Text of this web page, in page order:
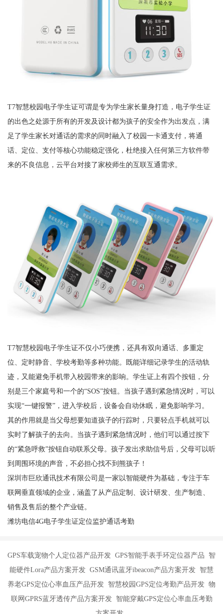
T7智慧校园电子学生证可谓是专为学生家长量身打造，电子学生证
的出色之处源于所有的开发及设计都为孩子的安全作为出发点，满
足了学生家长对通话的需求的同时融入了校园一卡通支付，将通
话、定位、支付等核心功能稳定强化，杜绝接入任何第三方软件带
来的不良信息，云平台对接了家校师生的互联互通需求。
T7智慧校园电子学生证不仅小巧便携，还具有双向通话、多重定
位、定时静音、学校考勤等多种功能。既能详细记录学生的活动轨
迹，又能避免手机带入校园带来的影响。学生证上有四个按钮，分
别是三个家庭号和一个的“SOS”按钮。当孩子遇到紧急情况时，可以
实现“一键报警”，进入学校后，设备会自动休眠，避免影响学习。
其的作用就是当父母想要知道孩子的行踪时，只要轻点手机就可以
实时了解孩子的去向。当孩子遇到紧急情况时，他们可以通过按下
的“紧急呼救”按钮自动联系父母。孩子发出求助信号后，父母可以听
到周围环境的声音，不必担心找不到熊孩子！
深圳市巨欣通讯技术有限公司是一家以智能硬件为基础，专注于车
联网垂直领域的企业，涵盖了从产品定制、设计研发、生产制造、
销售及售后的整个产业链。
潍坊电信4G电子学生证定位监护通话考勤
GPS车载宠物个人定位器产品开发 GPS智能手表手环定位器产品 智
能硬件Lora产品方案开发 GSM通讯蓝牙ibeacon产品方案开发 智慧
养老GPS定位心率血压产品开发 智慧校园GPS定位考勤产品开发 物
联网GPRS蓝牙透传产品方案开发 智能穿戴GPS定位心率血压考勤